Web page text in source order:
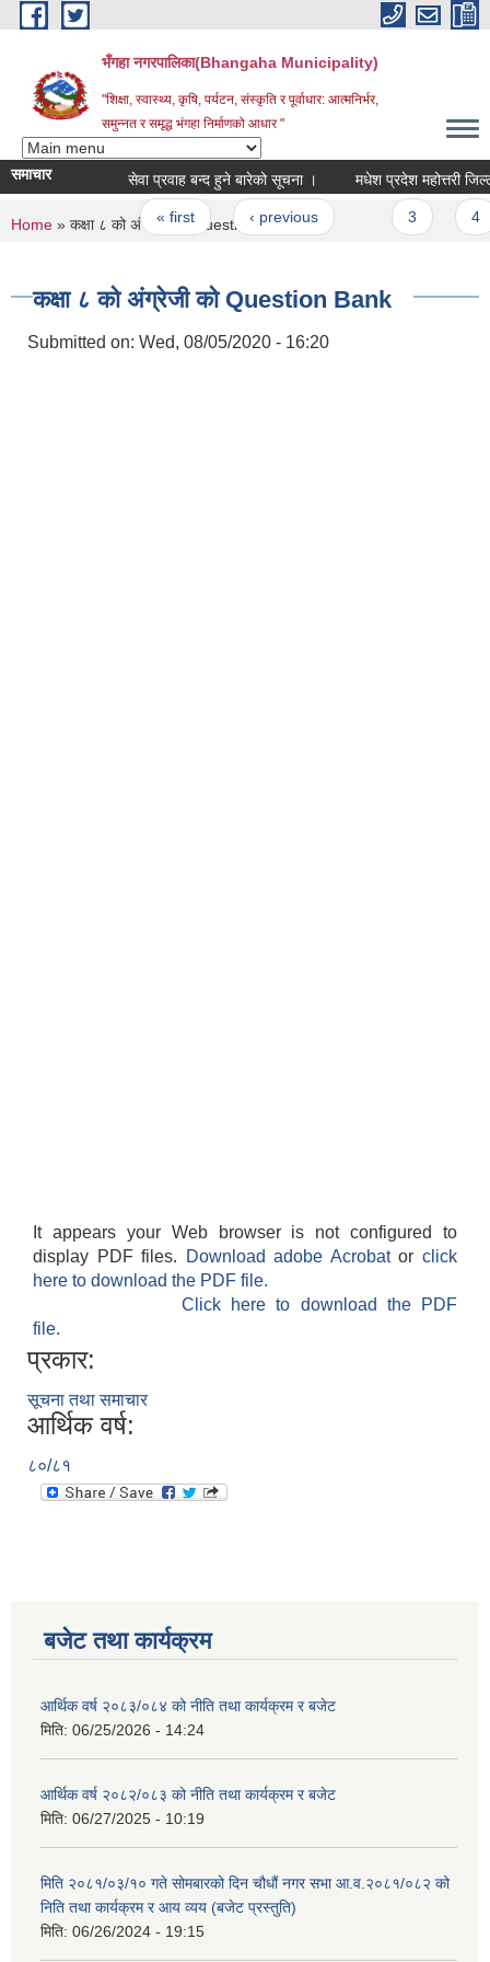
Skip to main content
भँगहा नगरपालिका(Bhangaha Municipality)
"शिक्षा, स्वास्थ्य, कृषि, पर्यटन, संस्कृति र पूर्वाधार: आत्मनिर्भर,
समुन्नत र समृद्ध भंगहा निर्माणको आधार "
समाचार सेवा प्रवाह बन्द हुने बारेको सूचना ।
Pages
« first ‹ previous
You are here
Home » कक्षा ८ को अंग्रेजी को Question Bank
कक्षा ८ को अंग्रेजी को Question Bank
Submitted on: Wed, 08/05/2020 - 16:20
It appears your Web browser is not configured to
display PDF files.
Download adobe Acrobatorclick
here to download the PDF file.
Click here to download the PDF
file.
प्रकार:
सूचना तथा समाचार
आर्थिक वर्ष:
८०/८१
बजेट तथा कार्यक्रम
आर्थिक वर्ष २०८३/०८४ को नीति तथा कार्यक्रम र बजेट
मिति: 06/25/2026 - 14:24
आर्थिक वर्ष २०८२/०८३ को नीति तथा कार्यक्रम र बजेट
मिति: 06/27/2025 - 10:19
मिति २०८१/०३/१० गते सोमबारको दिन चौधौं नगर सभा आ.व.२०८१/०८२ को
निति तथा कार्यक्रम र आय व्यय (बजेट प्रस्तुति)
मिति: 06/26/2024 - 19:15